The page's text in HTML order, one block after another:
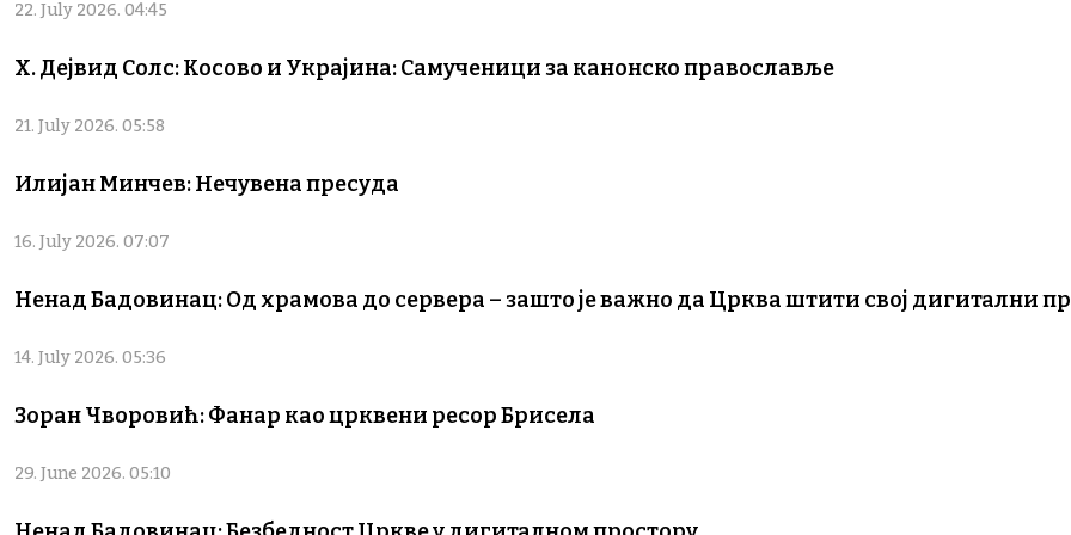
22. July 2026. 04:45
Х. Дејвид Солс: Косово и Украјина: Самученици за канонско православље
21. July 2026. 05:58
Илијан Минчев: Нечувена пресуда
16. July 2026. 07:07
Ненад Бадовинац: Од храмова до сервера – зашто је важно да Црква штити свој дигитални
14. July 2026. 05:36
Зоран Чворовић: Фанар као црквени ресор Брисела
29. June 2026. 05:10